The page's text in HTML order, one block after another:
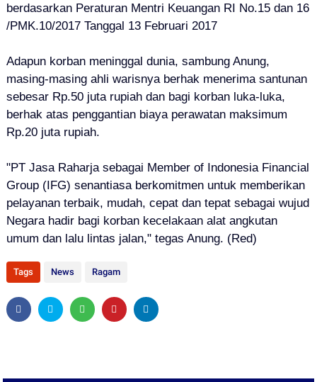
berdasarkan Peraturan Mentri Keuangan RI No.15 dan 16
/PMK.10/2017 Tanggal 13 Februari 2017
Adapun korban meninggal dunia, sambung Anung,
masing-masing ahli warisnya berhak menerima santunan
sebesar Rp.50 juta rupiah dan bagi korban luka-luka,
berhak atas penggantian biaya perawatan maksimum
Rp.20 juta rupiah.
"PT Jasa Raharja sebagai Member of Indonesia Financial
Group (IFG) senantiasa berkomitmen untuk memberikan
pelayanan terbaik, mudah, cepat dan tepat sebagai wujud
Negara hadir bagi korban kecelakaan alat angkutan
umum dan lalu lintas jalan," tegas Anung. (Red)
Tags News Ragam